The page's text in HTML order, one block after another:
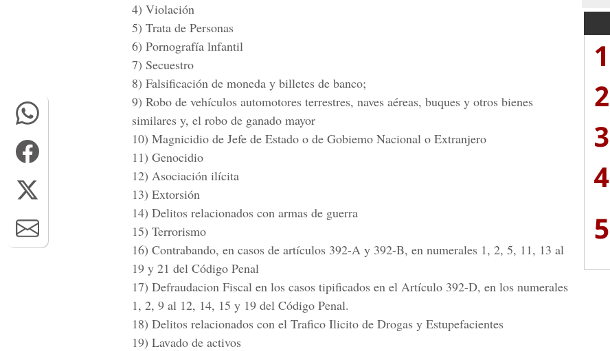
4) Violación
5) Trata de Personas
6) Pornografía lnfantil
7) Secuestro
8) Falsificación de moneda y billetes de banco;
9) Robo de vehículos automotores terrestres, naves aéreas, buques y otros bienes
similares y, el robo de ganado mayor
10) Magnicidio de Jefe de Estado o de Gobiemo Nacional o Extranjero
11) Genocidio
12) Asociación ilícita
13) Extorsión
14) Delitos relacionados con armas de guerra
15) Terrorismo
16) Contrabando, en casos de artículos 392-A y 392-B, en numerales 1, 2, 5, 11, 13 al
19 y 21 del Código Penal
17) Defraudacion Fiscal en los casos tipificados en el Artículo 392-D, en los numerales
1, 2, 9 al 12, 14, 15 y 19 del Código Penal.
18) Delitos relacionados con el Trafico Ilicito de Drogas y Estupefacientes
19) Lavado de activos
1
2
3
4
5